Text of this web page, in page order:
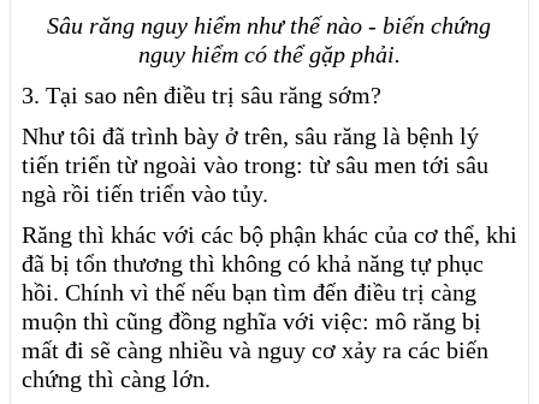
Sâu răng nguy hiểm như thế nào - biến chứng
nguy hiểm có thể gặp phải.
3. Tại sao nên điều trị sâu răng sớm?
Như tôi đã trình bày ở trên, sâu răng là bệnh lý
tiến triển từ ngoài vào trong: từ sâu men tới sâu
ngà rồi tiến triển vào tủy.
Răng thì khác với các bộ phận khác của cơ thể, khi
đã bị tổn thương thì không có khả năng tự phục
hồi. Chính vì thế nếu bạn tìm đến điều trị càng
muộn thì cũng đồng nghĩa với việc: mô răng bị
mất đi sẽ càng nhiều và nguy cơ xảy ra các biến
chứng thì càng lớn.